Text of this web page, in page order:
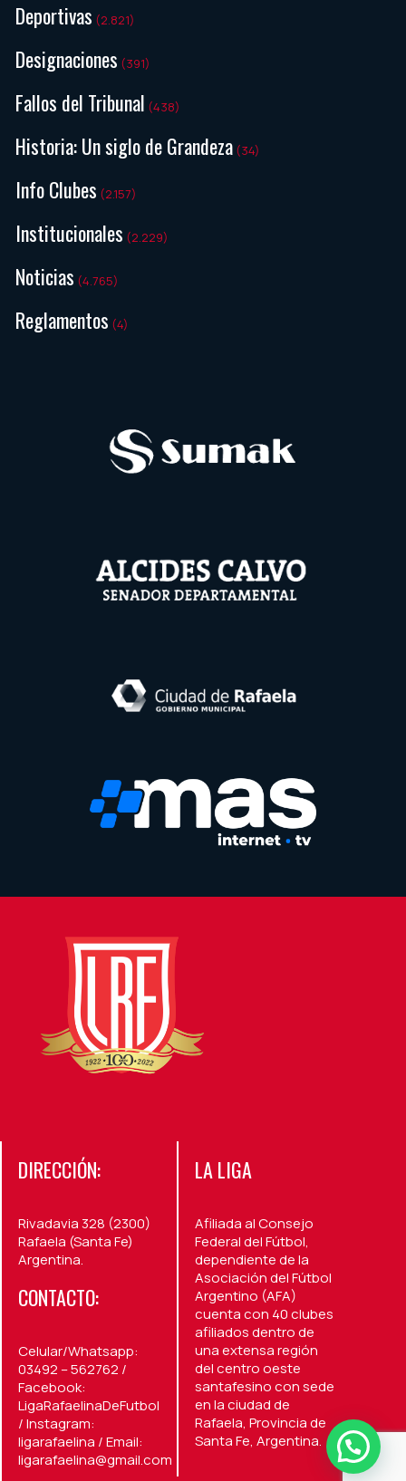
Deportivas (2.821)
Designaciones (391)
Fallos del Tribunal (438)
Historia: Un siglo de Grandeza (34)
Info Clubes (2.157)
Institucionales (2.229)
Noticias (4.765)
Reglamentos (4)
DIRECCIÓN:
Rivadavia 328 (2300)
Rafaela (Santa Fe)
Argentina.
CONTACTO:
Celular/Whatsapp:
03492 – 562762 /
Facebook:
LigaRafaelinaDeFutbol
/ Instagram:
ligarafaelina / Email:
ligarafaelina@gmail.com
LA LIGA
Afiliada al Consejo
Federal del Fútbol,
dependiente de la
Asociación del Fútbol
Argentino (AFA)
cuenta con 40 clubes
afiliados dentro de
una extensa región
del centro oeste
santafesino con sede
en la ciudad de
Rafaela, Provincia de
Santa Fe, Argentina.